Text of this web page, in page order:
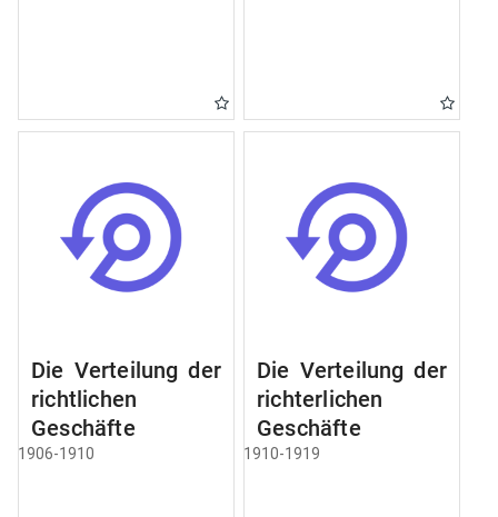
Die Verteilung der
richtlichen
Geschäfte
1906-1910
Die Verteilung der
richterlichen
Geschäfte
1910-1919